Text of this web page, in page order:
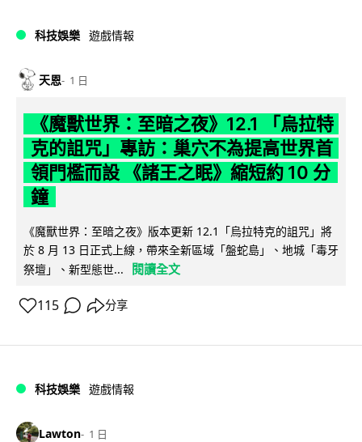
科技娛樂 遊戲情報
天恩 1 日
《魔獸世界：至暗之夜》12.1 「烏拉特
克的詛咒」專訪：巢穴不為提高世界首
領門檻而設 《諸王之眠》縮短約 10 分
鐘
《魔獸世界：至暗之夜》版本更新 12.1「烏拉特克的詛咒」將
於 8 月 13 日正式上線，帶來全新區域「盤蛇島」、地城「毒牙
祭壇」、新型態世...
閱讀全文
115 分享
科技娛樂 遊戲情報
Lawton 1 日